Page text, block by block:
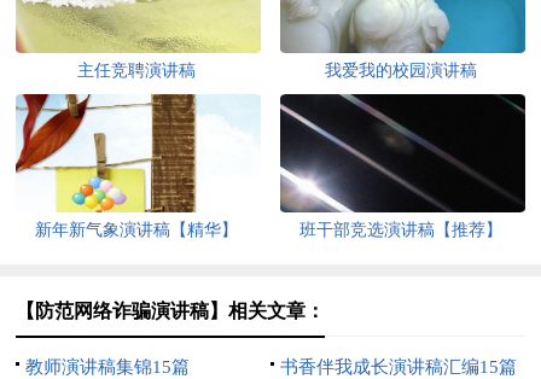
主任竞聘演讲稿 我爱我的校园演讲稿
新年新气象演讲稿【精华】 班干部竞选演讲稿【推荐】
【防范网络诈骗演讲稿】相关文章：
教师演讲稿集锦15篇
书香伴我成长演讲稿汇编15篇